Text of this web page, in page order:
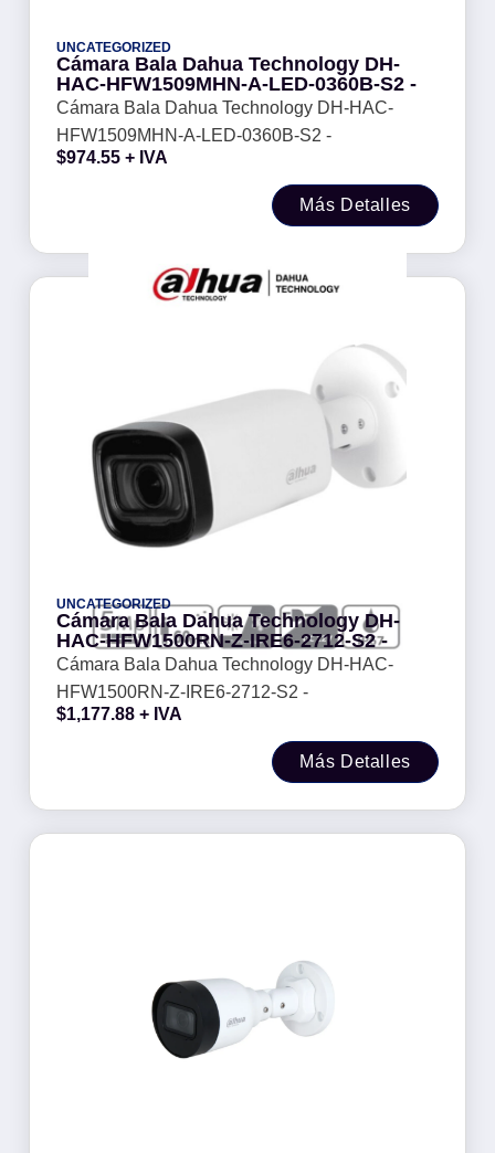
UNCATEGORIZED
Cámara Bala Dahua Technology DH-
HAC-HFW1509MHN-A-LED-0360B-S2 -
Cámara Bala Dahua Technology DH-HAC-
HFW1509MHN-A-LED-0360B-S2 -
$974.55 + IVA
Más Detalles
UNCATEGORIZED
Cámara Bala Dahua Technology DH-
HAC-HFW1500RN-Z-IRE6-2712-S2 -
Cámara Bala Dahua Technology DH-HAC-
HFW1500RN-Z-IRE6-2712-S2 -
$1,177.88 + IVA
Más Detalles